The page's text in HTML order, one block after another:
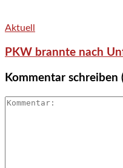
Aktuell
PKW brannte nach
Kommentar